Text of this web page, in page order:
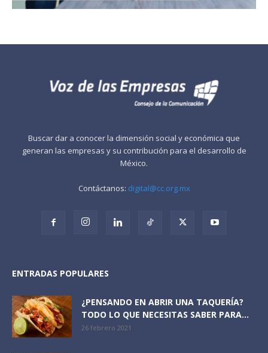
Buscar dar a conocer la dimensión social y económica que
generan las empresas y su contribución para el desarrollo de
México.
Contáctanos: digital@cc.org.mx
ENTRADAS POPULARES
¿PENSANDO EN ABRIR UNA TAQUERÍA?
TODO LO QUE NECESITAS SABER PARA...
26 febrero 2021